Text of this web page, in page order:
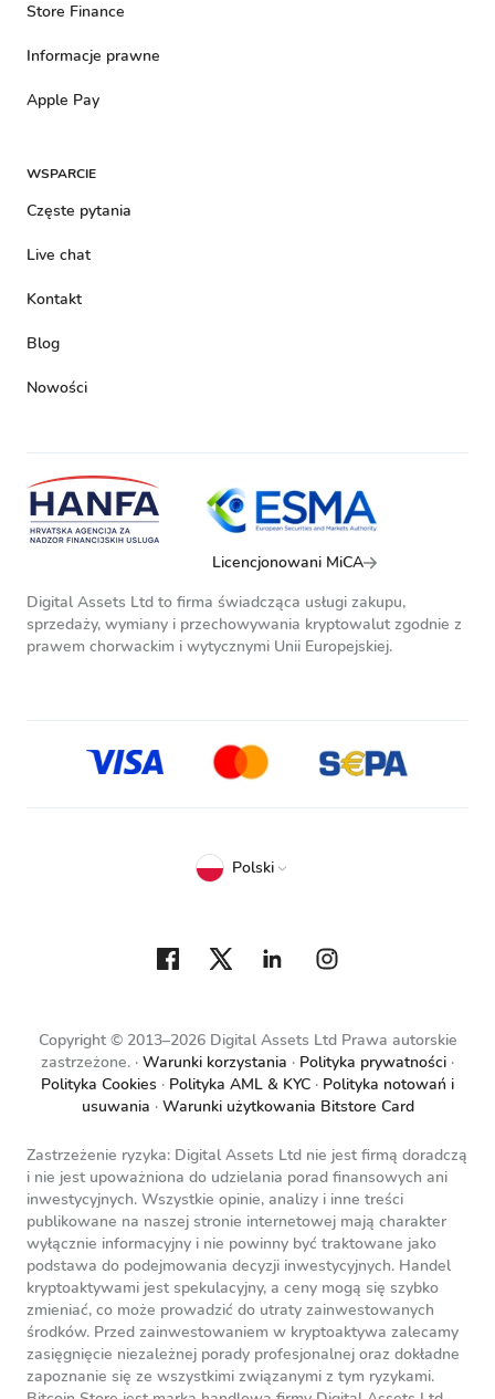
Store Finance
Informacje prawne
Apple Pay
WSPARCIE
Częste pytania
Live chat
Kontakt
Blog
Nowości
Licencjonowani MiCA
Digital Assets Ltd to firma świadcząca usługi zakupu,
sprzedaży, wymiany i przechowywania kryptowalut zgodnie z
prawem chorwackim i wytycznymi Unii Europejskiej.
Copyright © 2013–2026 Digital Assets Ltd Prawa autorskie
zastrzeżone. Warunki korzystania
Polityka prywatności
Polityka Cookies
Polityka AML & KYC
Polityka notowań i
usuwania
Warunki użytkowania Bitstore Card
Polski
Zastrzeżenie ryzyka: Digital Assets Ltd nie jest firmą doradczą
i nie jest upoważniona do udzielania porad finansowych ani
inwestycyjnych. Wszystkie opinie, analizy i inne treści
publikowane na naszej stronie internetowej mają charakter
wyłącznie informacyjny i nie powinny być traktowane jako
podstawa do podejmowania decyzji inwestycyjnych. Handel
kryptoaktywami jest spekulacyjny, a ceny mogą się szybko
zmieniać, co może prowadzić do utraty zainwestowanych
środków. Przed zainwestowaniem w kryptoaktywa zalecamy
zasięgnięcie niezależnej porady profesjonalnej oraz dokładne
zapoznanie się ze wszystkimi związanymi z tym ryzykami.